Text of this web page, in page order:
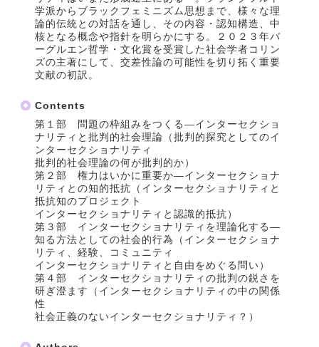
学派からブラックフェミニズム思想まで、様々な理
論的伝統との対話を通し、その内容・認知構造、中
核となる概念や指針を明らかにする。２０２３年バ
ーグルエン哲学・文化賞を受賞した社会学者コリン
ズの主著にして、交差性論の可能性を切り拓く重要
文献の初訳。
Contents
第１部 問題の枠組みをつくる―インターセクショ
ナリティと批判的社会理論（批判的探究としてのイ
ンターセクショナリティ
批判的社会理論の何が批判的か）
第２部 権力はいかに重要か―インターセクショナ
リティとの知的抵抗（インターセクショナリティと
抵抗知のプロジェクト
インターセクショナリティと認識的抵抗）
第３部 インターセクショナリティを理論化する―
知る方法としての社会的行為（インターセクショナ
リティ、経験、コミュニティ
インターセクショナリティと自由をめぐる問い）
第４部 インターセクショナリティの批判の鋭さを
研ぎ澄ます（インターセクショナリティの中の関係
性
社会正義のないインターセクショナリティ？）